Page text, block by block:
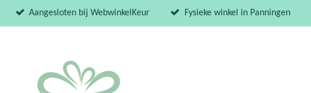
Aangesloten bij WebwinkelKeur Fysieke winkel in Panningen